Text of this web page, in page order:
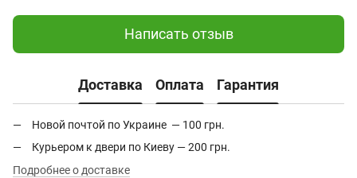
Написать отзыв
Доставка Оплата Гарантия
Новой почтой по Украине — 100 грн.
Курьером к двери по Киеву — 200 грн.
Подробнее о доставке